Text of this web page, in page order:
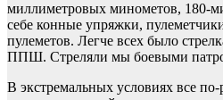
миллиметровых минометов, 180-
себе конные упряжки,
пулеметов. Легче всех было
ППШ. Стреляли мы боевыми
В экстремальных условиях все